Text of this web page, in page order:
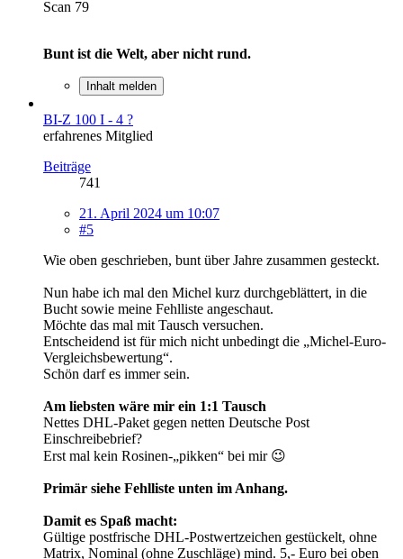
Scan 79
Bunt ist die Welt, aber nicht rund.
Inhalt melden
BI-Z 100 I - 4 ?
erfahrenes Mitglied
Beiträge
741
21. April 2024 um 10:07
#5
Wie oben geschrieben, bunt über Jahre zusammen gesteckt.
Nun habe ich mal den Michel kurz durchgeblättert, in die
Bucht sowie meine Fehlliste angeschaut.
Möchte das mal mit Tausch versuchen.
Entscheidend ist für mich nicht unbedingt die „Michel-Euro-
Vergleichsbewertung“.
Schön darf es immer sein.
Am liebsten wäre mir ein 1:1 Tausch
Nettes DHL-Paket gegen netten Deutsche Post
Einschreibebrief?
Erst mal kein Rosinen-„pikken“ bei mir 😉
Primär siehe Fehlliste unten im Anhang.
Damit es Spaß macht:
Gültige postfrische DHL-Postwertzeichen gestückelt, ohne
Matrix, Nominal (ohne Zuschläge) mind. 5,- Euro bei oben